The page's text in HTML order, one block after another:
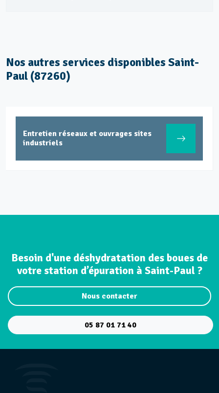
Nos autres services disponibles Saint-
Paul (87260)
Entretien réseaux et ouvrages sites
industriels
Besoin d'une déshydratation des boues de
votre station d’épuration à Saint-Paul ?
Nous contacter
05 87 01 71 40